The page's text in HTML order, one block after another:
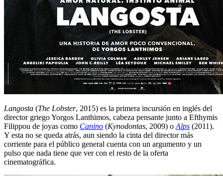
Langosta (The Lobster, 2015) es la primera incursión en inglés del
director griego Yorgos Lanthimos, cabeza pensante junto a Efthymis
Filippou de joyas como Canino (Kynodontas, 2009) o Alps (2011).
Y esta no se queda atrás, aun siendo la cinta del director más
corriente para el público general cuenta con un argumento y un
pulso que nada tiene que ver con el resto de la oferta
cinematográfica.